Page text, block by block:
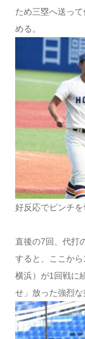
ため三塁へ送っ
める。
好反応でピンチを
直後の7回、代打
すると、ここか
横浜）が1回戦に
せ」放った強烈な